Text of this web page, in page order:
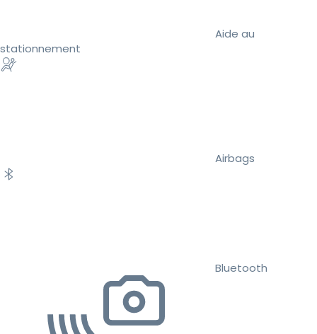
Aide au
stationnement
Airbags
Bluetooth